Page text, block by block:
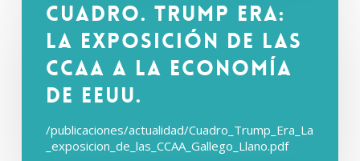
Cuadro. Trump Era:
La exposición de las
CCAA a la economía
de EEUU.
/publicaciones/actualidad/Cuadro_Trump_Era_La
_exposicion_de_las_CCAA_Gallego_Llano.pdf